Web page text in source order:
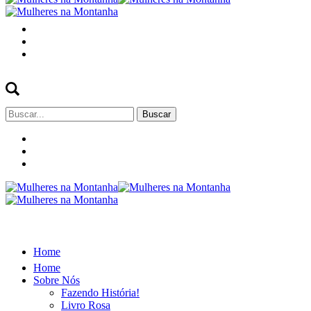
Buscar
por:
Home
Home
Sobre Nós
Fazendo História!
Livro Rosa